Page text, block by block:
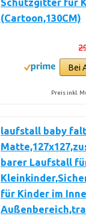
Schutzgitter für
(Cartoon,130CM)
Bei
Preis inkl.
laufstall baby
barer Laufstall
für Kinder im